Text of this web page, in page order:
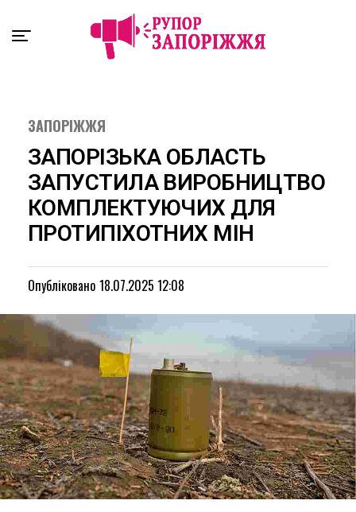
ЗАПОРІЖЖЯ
ЗАПОРІЗЬКА ОБЛАСТЬ
ЗАПУСТИЛА ВИРОБНИЦТВО
КОМПЛЕКТУЮЧИХ ДЛЯ
ПРОТИПІХОТНИХ МІН
Опубліковано 18.07.2025 12:08
Exit mobile version